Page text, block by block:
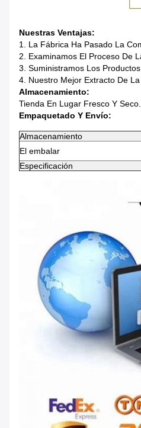
Nuestras Ventajas:
1. La Fábrica Ha Pasado La
2. Examinamos El Proceso De
3. Suministramos Los
4. Nuestro Mejor Extracto De
Almacenamiento:
Tienda En Lugar Fresco Y
Empaquetado Y Envío:
Almacenamiento
El embalar
Especificación